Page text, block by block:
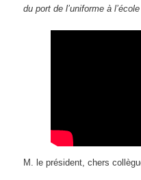
du port de l’uniforme à l’école
M. le